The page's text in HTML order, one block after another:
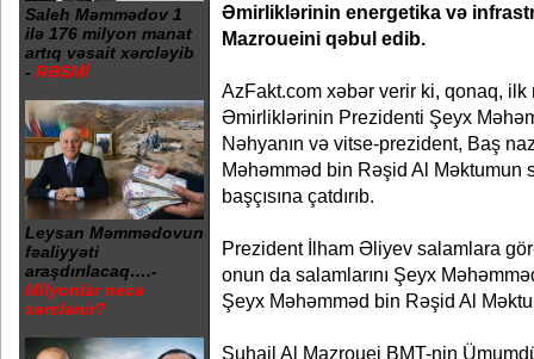
Saleh Məmmədov 1
ilə 176 milyon manat
artıq vəsait xərcləyib
- RƏSMİ
Leysan Məmmədovun
fəaliyyəti
araşdırılacaq….-
Milyonlar necə
xərclənir?
Əmirliklərinin energetika və
Mazroueini qəbul edib.
AzFakt.com xəbər verir ki, qonaq,
Əmirliklərinin Prezidenti Şeyx
Nəhyanın və vitse-prezident, Baş
Məhəmməd bin Rəşid Al Məktumun
başçısına çatdırıb.
Prezident İlham Əliyev salamlara
onun da salamlarını Şeyx
Şeyx Məhəmməd bin Rəşid Al
Suhail Al Mazrouei BMT-nin